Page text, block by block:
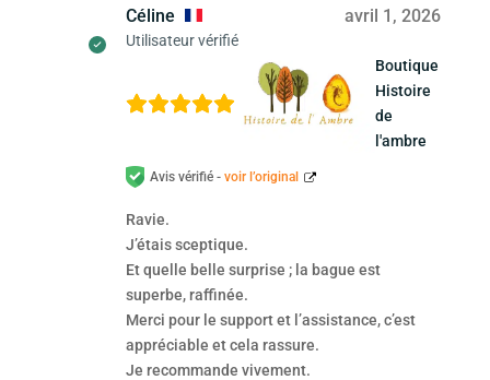
Céline
Utilisateur vérifié
avril 1, 2026
Boutique
Histoire
de
l'ambre
Avis vérifié - voir l’original
Ravie.
J’étais sceptique.
Et quelle belle surprise ; la bague est
superbe, raffinée.
Merci pour le support et l’assistance, c’est
appréciable et cela rassure.
Je recommande vivement.